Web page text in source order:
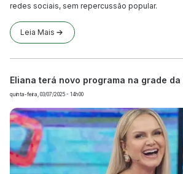
redes sociais, sem repercussão popular.
Leia Mais
Eliana terá novo programa na grade
quinta-feira, 03/07/2025 - 14h00